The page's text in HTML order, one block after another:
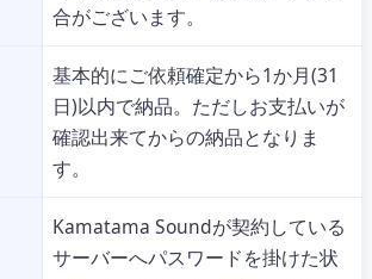
合がございます。
基本的にご依頼確定から1か月(31
日)以内で納品。ただしお支払いが
確認出来てからの納品となりま
す。
Kamatama Soundが契約している
サーバーへパスワードを掛けた状